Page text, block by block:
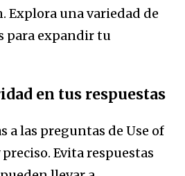
Explora una variedad de
para expandir tu
en tus respuestas
a las preguntas de Use of
Evita respuestas